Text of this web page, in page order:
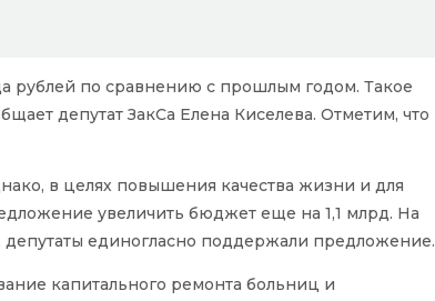
рублей по сравнению с прошлым годом. Такое
депутат ЗакСа Елена Киселева. Отметим, что
в целях повышения качества жизни и для
увеличить бюджет еще на 1,1 млрд. На
единогласно поддержали предложение.
капитального ремонта больниц и